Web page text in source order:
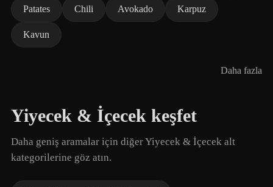
Patates Chili Avokado Karpuz
Kavun
Daha fazla
Yiyecek & İçecek keşfet
Daha geniş aramalar için diğer Yiyecek & İçecek alt
kategorilerine göz atın.